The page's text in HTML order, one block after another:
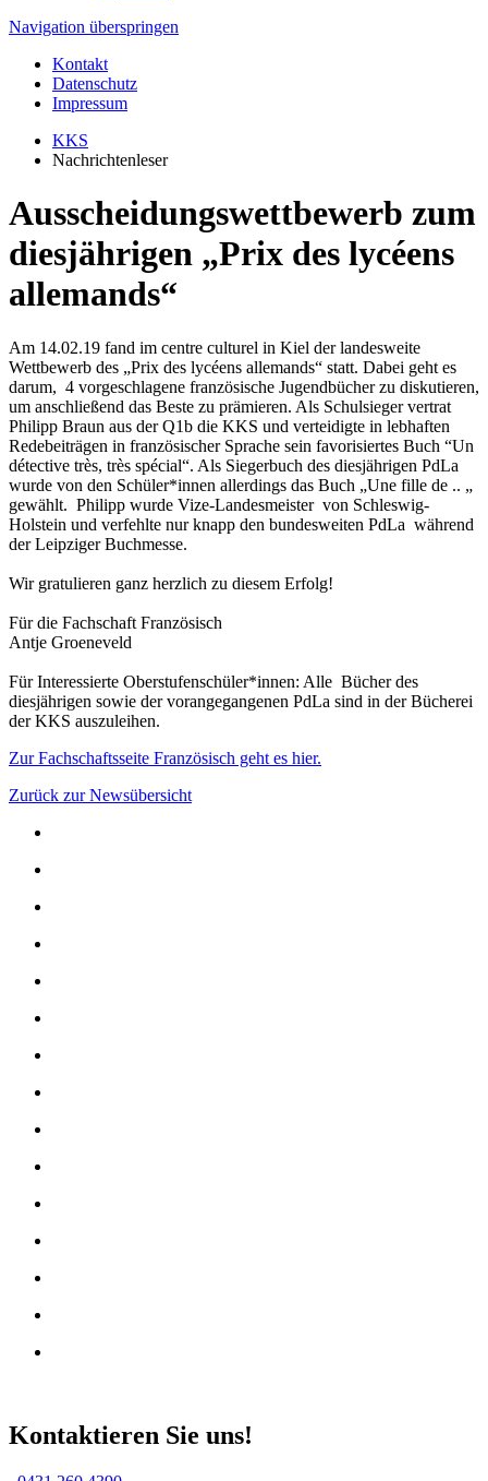
Navigation überspringen
Kontakt
Datenschutz
Impressum
KKS
Nachrichtenleser
Ausscheidungswettbewerb zum
diesjährigen „Prix des lycéens
allemands“
Am 14.02.19 fand im centre culturel in Kiel der landesweite
Wettbewerb des „Prix des lycéens allemands“ statt. Dabei geht es
darum, 4 vorgeschlagene französische Jugendbücher zu diskutieren,
um anschließend das Beste zu prämieren. Als Schulsieger vertrat
Philipp Braun aus der Q1b die KKS und verteidigte in lebhaften
Redebeiträgen in französischer Sprache sein favorisiertes Buch “Un
détective très, très spécial“. Als Siegerbuch des diesjährigen PdLa
wurde von den Schüler*innen allerdings das Buch „Une fille de .. „
gewählt. Philipp wurde Vize-Landesmeister von Schleswig-
Holstein und verfehlte nur knapp den bundesweiten PdLa während
der Leipziger Buchmesse.
Wir gratulieren ganz herzlich zu diesem Erfolg!
Für die Fachschaft Französisch
Antje Groeneveld
Für Interessierte Oberstufenschüler*innen: Alle Bücher des
diesjährigen sowie der vorangegangenen PdLa sind in der Bücherei
der KKS auszuleihen.
Zur Fachschaftsseite Französisch geht es hier.
Zurück zur Newsübersicht
Kontaktieren Sie uns!